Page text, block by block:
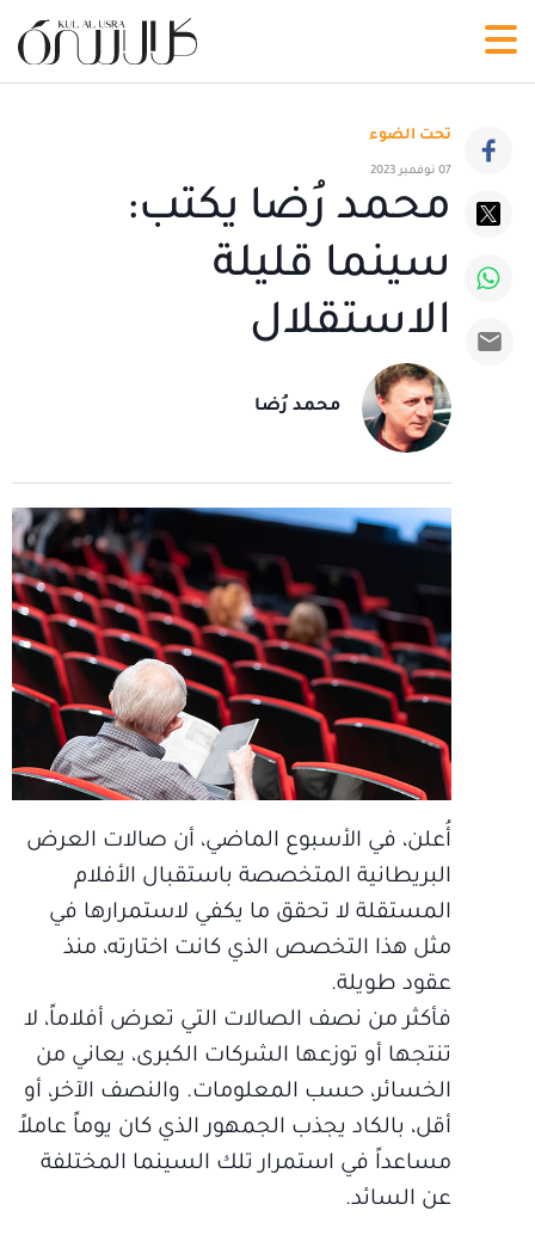
تحت الضوء
07 نوفمبر 2023
محمد رُضا يكتب:
سينما قليلة
الاستقلال
محمد رُضا
أُعلن، في الأسبوع الماضي، أن صالات العرض
البريطانية المتخصصة باستقبال الأفلام
المستقلة لا تحقق ما يكفي لاستمرارها في
مثل هذا التخصص الذي كانت اختارته، منذ
عقود طويلة.
فأكثر من نصف الصالات التي تعرض أفلاماً، لا
تنتجها أو توزعها الشركات الكبرى، يعاني من
الخسائر، حسب المعلومات. والنصف الآخر، أو
أقل، بالكاد يجذب الجمهور الذي كان يوماً عاملاً
مساعداً في استمرار تلك السينما المختلفة
عن السائد.